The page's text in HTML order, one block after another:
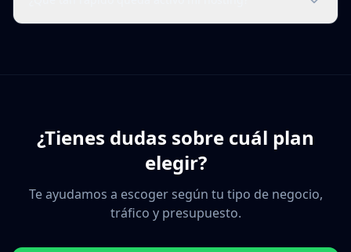
¿Tienes dudas sobre cuál plan
elegir?
Te ayudamos a escoger según tu tipo de negocio,
tráfico y presupuesto.